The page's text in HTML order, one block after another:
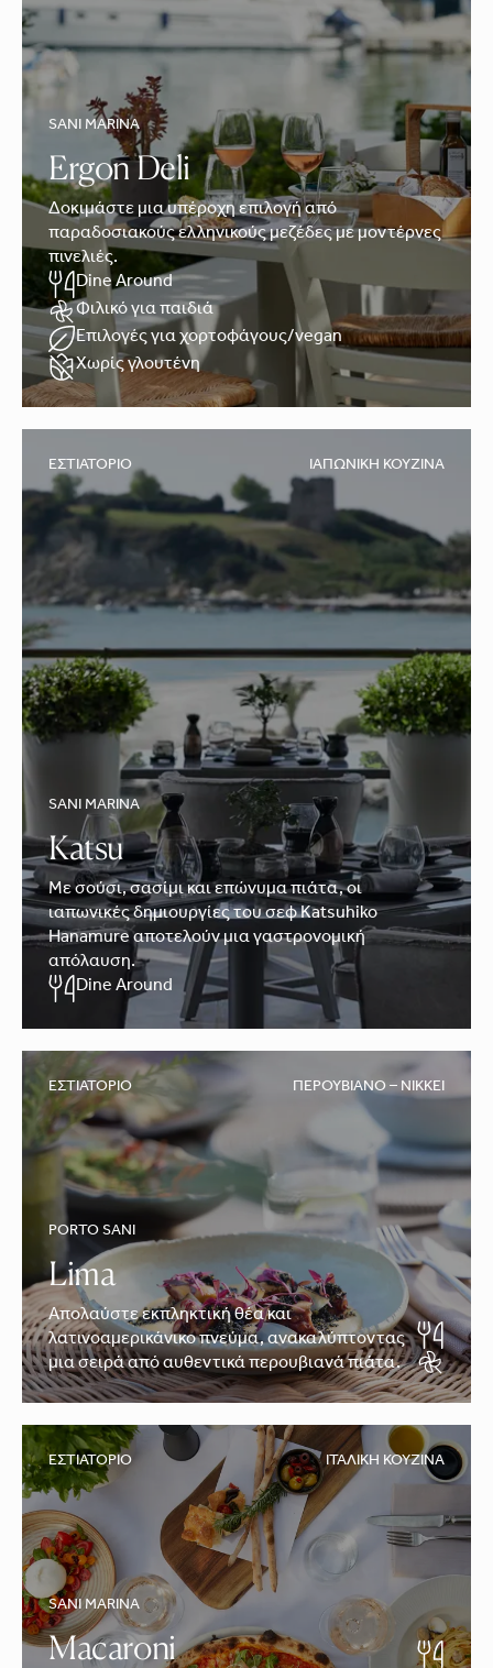
SANI MARINA
Ergon Deli
Δοκιμάστε μια υπέροχη επιλογή από
παραδοσιακούς ελληνικούς μεζέδες με μοντέρνες
πινελιές.
Dine Around
Φιλικό για παιδιά
Επιλογές για χορτοφάγους/vegan
Χωρίς γλουτένη
ΕΣΤΙΑΤΌΡΙΟ ΙΑΠΩΝΙΚΉ ΚΟΥΖΊΝΑ
SANI MARINA
Katsu
Με σούσι, σασίμι και επώνυμα πιάτα, οι
ιαπωνικές δημιουργίες του σεφ Katsuhiko
Hanamure αποτελούν μια γαστρονομική
απόλαυση.
Dine Around
ΕΣΤΙΑΤΌΡΙΟ ΠΕΡΟΥΒΙΑΝΌ – NIKKEI
PORTO SANI
Lima
Απολαύστε εκπληκτική θέα και
λατινοαμερικάνικο πνεύμα, ανακαλύπτοντας
μια σειρά από αυθεντικά περουβιανά πιάτα.
ΕΣΤΙΑΤΌΡΙΟ ΙΤΑΛΙΚΉ ΚΟΥΖΊΝΑ
SANI MARINA
Macaroni